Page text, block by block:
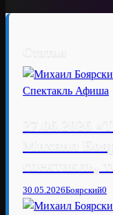
27.06.2026
Михаил
спектакль,
30.05.2026Боярский0